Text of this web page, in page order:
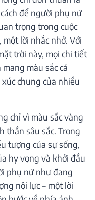
để người phụ nữ
trọng trong cuộc
lời nhắc nhở. Với
trời này, mọi chi tiết
màu sắc cá
chung của nhiều
chỉ vì màu sắc vàng
thần sâu sắc. Trong
tượng của sự sống,
hy vọng và khởi đầu
phụ nữ như đang
nội lực – một lời